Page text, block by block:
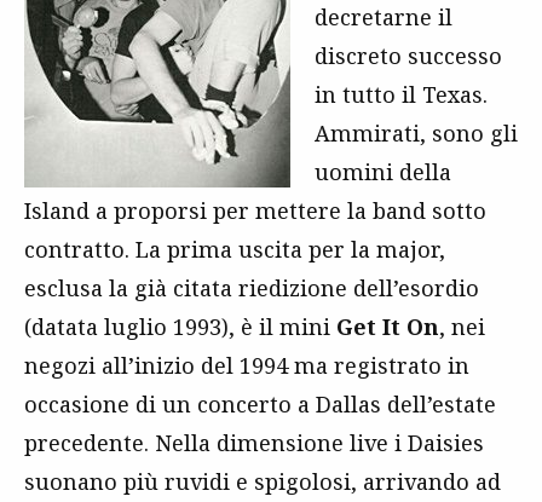
decretarne il
discreto successo
in tutto il Texas.
Ammirati, sono gli
uomini della
Island a proporsi per mettere la band sotto
contratto. La prima uscita per la major,
esclusa la già citata riedizione dell’esordio
(datata luglio 1993), è il mini Get It On, nei
negozi all’inizio del 1994 ma registrato in
occasione di un concerto a Dallas dell’estate
precedente. Nella dimensione live i Daisies
suonano più ruvidi e spigolosi, arrivando ad